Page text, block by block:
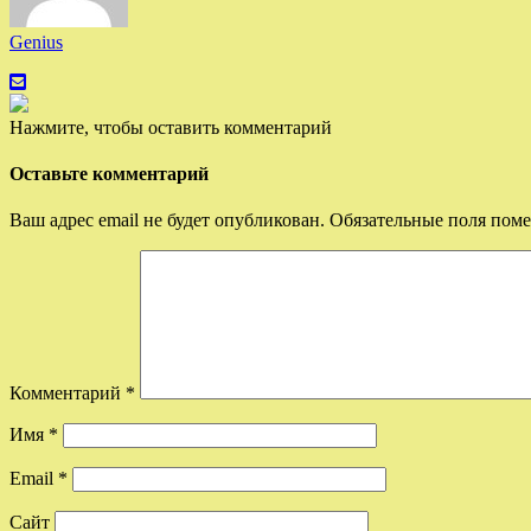
Genius
Нажмите, чтобы оставить комментарий
Оставьте комментарий
Ваш адрес email не будет опубликован. Обязательные поля
Комментарий *
Имя *
Email *
Сайт